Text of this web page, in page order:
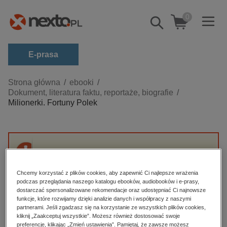
Pokaż/schowaj
wyszukiwarkę
0
E-prasa
Kategorie
Zobacz wszystkie E-prasa
biznesowe, branżowe, gospodarka
darmowe wydania
edukacja
hobby, sport, rozrywka
komputery, internet, technologie, informatyka
Strona główna
ebooki
Dokument, literatura faktu, reportaże, biografie
Milionerki. Fortuny Polek
High-contrast mode
Polecane
Chcemy korzystać z plików cookies, aby zapewnić Ci najlepsze wrażenia
podczas przeglądania naszego katalogu ebooków, audiobooków i e-prasy,
dostarczać spersonalizowane rekomendacje oraz udostępniać Ci najnowsze
funkcje, które rozwijamy dzięki analizie danych i współpracy z naszymi
partnerami. Jeśli zgadzasz się na korzystanie ze wszystkich plików cookies,
kliknij „Zaakceptuj wszystkie”. Możesz również dostosować swoje
preferencje, klikając „Zmień ustawienia”. Pamiętaj, że zawsze możesz